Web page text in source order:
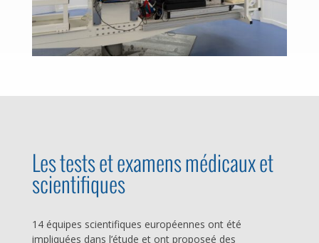
Les tests et examens médicaux et
scientifiques
14 équipes scientifiques européennes ont été
impliquées dans l’étude et ont proposeé des